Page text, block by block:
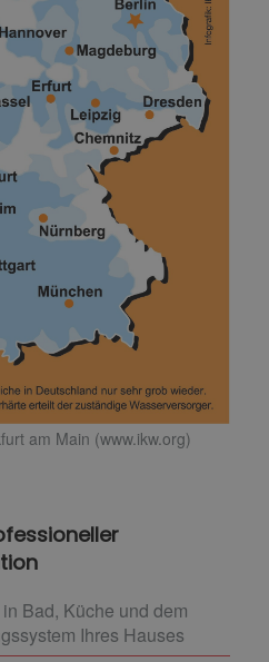
am Main (www.ikw.org)
Bad, Küche und dem
Ihres Hauses